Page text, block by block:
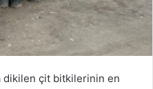
dikilen çit bitkilerinin en